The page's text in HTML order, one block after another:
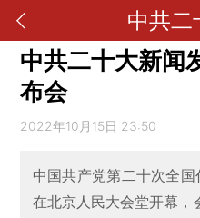
中共二
中共二十大新闻
布会
2022年10月15日 23:50
中国共产党第二十次全
在北京人民大会堂开幕，